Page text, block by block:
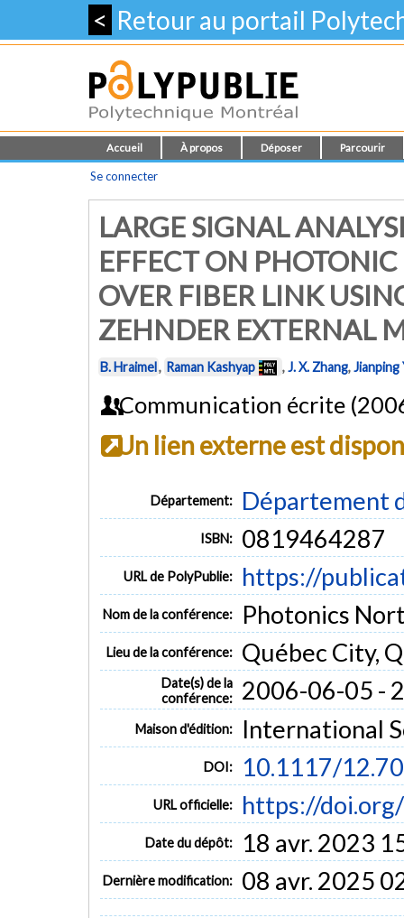
< Retour au portail
Accueil À propos Déposer Parcourir
Se connecter
LARGE SIGNAL
EFFECT ON
OVER FIBER LINK
ZEHNDER EXTERNAL
B. Hraimel, Raman Kashyap ,J. X. Zhang,Jianping
Communication écrite
Un lien externe est
Département: Département
ISBN: 0819464287
URL de PolyPublie: https://
Nom de la conférence: Photonics
Lieu de la conférence: Québec City,
Date(s) de la
conférence:
2006-06-05 -
Maison d'édition: International
DOI: 10.1117/
URL officielle: https://
Date du dépôt: 18 avr. 2023
Dernière modification: 08 avr. 2025